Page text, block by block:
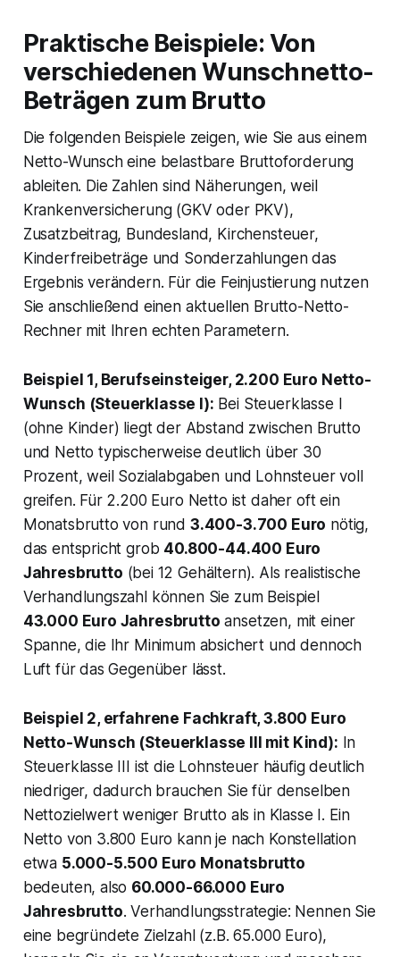
Praktische Beispiele: Von
verschiedenen Wunschnetto-
Beträgen zum Brutto
Die folgenden Beispiele zeigen, wie Sie aus einem
Netto-Wunsch eine belastbare Bruttoforderung
ableiten. Die Zahlen sind Näherungen, weil
Krankenversicherung (GKV oder PKV),
Zusatzbeitrag, Bundesland, Kirchensteuer,
Kinderfreibeträge und Sonderzahlungen das
Ergebnis verändern. Für die Feinjustierung nutzen
Sie anschließend einen aktuellen Brutto-Netto-
Rechner mit Ihren echten Parametern.
Beispiel 1, Berufseinsteiger, 2.200 Euro Netto-
Wunsch (Steuerklasse I): Bei Steuerklasse I
(ohne Kinder) liegt der Abstand zwischen Brutto
und Netto typischerweise deutlich über 30
Prozent, weil Sozialabgaben und Lohnsteuer voll
greifen. Für 2.200 Euro Netto ist daher oft ein
Monatsbrutto von rund 3.400-3.700 Euro nötig,
das entspricht grob 40.800-44.400 Euro
Jahresbrutto (bei 12 Gehältern). Als realistische
Verhandlungszahl können Sie zum Beispiel
43.000 Euro Jahresbrutto ansetzen, mit einer
Spanne, die Ihr Minimum absichert und dennoch
Luft für das Gegenüber lässt.
Beispiel 2, erfahrene Fachkraft, 3.800 Euro
Netto-Wunsch (Steuerklasse III mit Kind): In
Steuerklasse III ist die Lohnsteuer häufig deutlich
niedriger, dadurch brauchen Sie für denselben
Nettozielwert weniger Brutto als in Klasse I. Ein
Netto von 3.800 Euro kann je nach Konstellation
etwa 5.000-5.500 Euro Monatsbrutto
bedeuten, also 60.000-66.000 Euro
Jahresbrutto. Verhandlungsstrategie: Nennen Sie
eine begründete Zielzahl (z.B. 65.000 Euro),